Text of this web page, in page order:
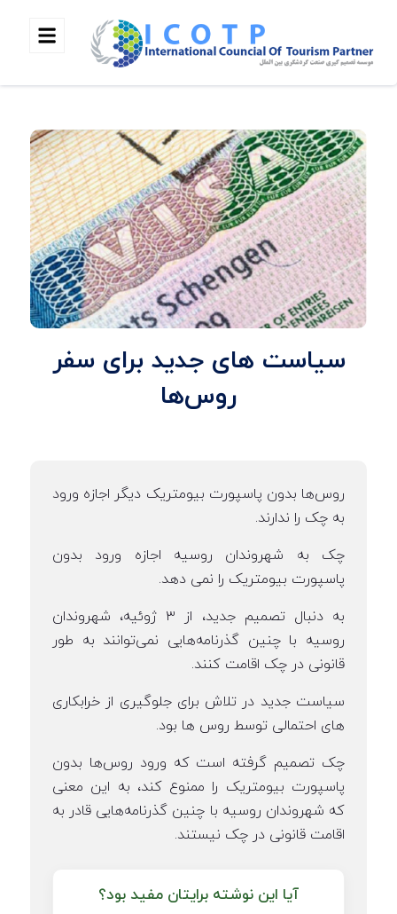
سیاست های جدید برای سفر
روس‌ها
روس‌ها بدون پاسپورت بیومتریک دیگر اجازه ورود
به چک را ندارند.
چک به شهروندان روسیه اجازه ورود بدون
پاسپورت بیومتریک را نمی دهد.
به دنبال تصمیم جدید، از ۳ ژوئیه، شهروندان
روسیه با چنین گذرنامه‌هایی نمی‌توانند به طور
قانونی در چک اقامت کنند.
سیاست جدید در تلاش برای جلوگیری از خرابکاری
های احتمالی توسط روس ها بود.
چک تصمیم گرفته است که ورود روس‌ها بدون
پاسپورت بیومتریک را ممنوع کند، به این معنی
که شهروندان روسیه با چنین گذرنامه‌هایی قادر به
اقامت قانونی در چک نیستند.
آیا این نوشته برایتان مفید بود؟